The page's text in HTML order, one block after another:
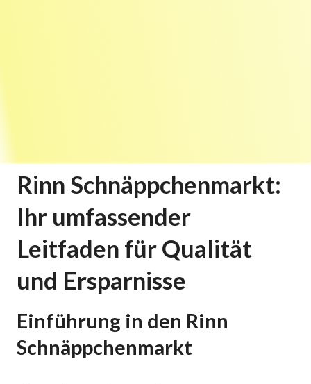
Rinn Schnäppchenmarkt:
Ihr umfassender
Leitfaden für Qualität
und Ersparnisse
Einführung in den Rinn
Schnäppchenmarkt